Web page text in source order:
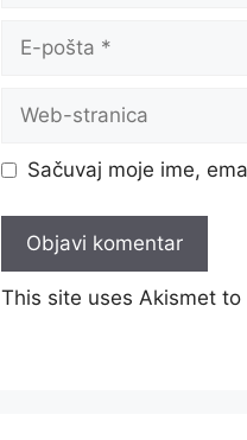
pošta
Web-
Sačuvaj moje ime,
This site uses Akismet to